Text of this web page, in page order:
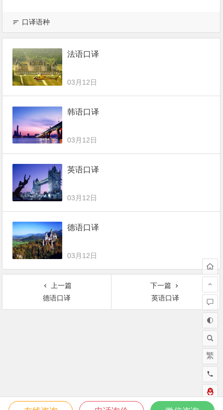
口译语种
法语口译
03月12日
韩语口译
03月12日
英语口译
03月12日
德语口译
03月12日
上一篇
德语口译
下一篇
英语口译
繁